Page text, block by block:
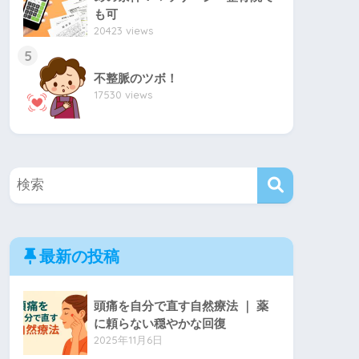
も可
20423 views
5
不整脈のツボ！
17530 views
最新の投稿
頭痛を自分で直す自然療法 ｜ 薬
に頼らない穏やかな回復
2025年11月6日